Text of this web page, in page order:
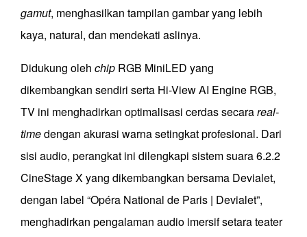
gamut, menghasilkan tampilan gambar yang lebih
kaya, natural, dan mendekati aslinya.
Didukung oleh chip RGB MiniLED yang
dikembangkan sendiri serta Hi-View AI Engine RGB,
TV ini menghadirkan optimalisasi cerdas secarareal-
timedengan akurasi warna setingkat profesional. Dari
sisi audio, perangkat ini dilengkapi sistem suara 6.2.2
CineStage X yang dikembangkan bersama Devialet,
dengan label “Opéra National de Paris | Devialet”,
menghadirkan pengalaman audio imersif setara teater